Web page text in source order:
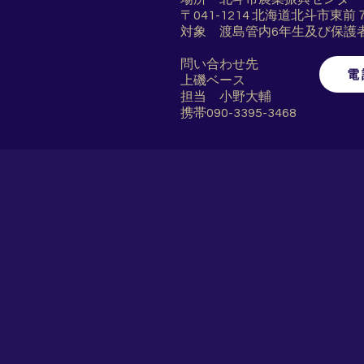
〒041-1214 北海道北斗市東前
対象 渡島管内6年生及び保護
問い合わせ先
上磯ベース
担当 小野大輔
携帯090-3395-3468